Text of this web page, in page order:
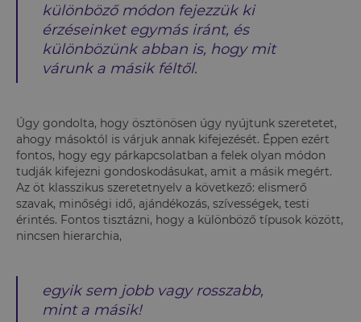
különböző módon fejezzük ki
érzéseinket egymás iránt, és
különbözünk abban is, hogy mit
várunk a másik féltől.
Úgy gondolta, hogy ösztönösen úgy nyújtunk szeretetet,
ahogy másoktól is várjuk annak kifejezését. Éppen ezért
fontos, hogy egy párkapcsolatban a felek olyan módon
tudják kifejezni gondoskodásukat, amit a másik megért.
Az öt klasszikus szeretetnyelv a következő: elismerő
szavak, minőségi idő, ajándékozás, szívességek, testi
érintés. Fontos tisztázni, hogy a különböző típusok között,
nincsen hierarchia,
egyik sem jobb vagy rosszabb,
mint a másik!